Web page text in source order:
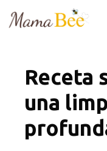
Receta
una